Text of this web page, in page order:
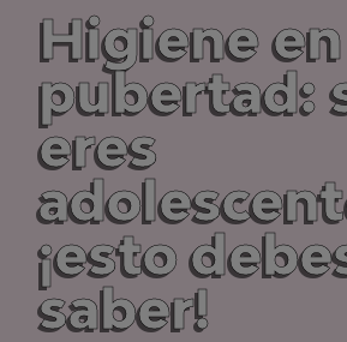
Higiene
pubertad:
eres
¡esto
saber!